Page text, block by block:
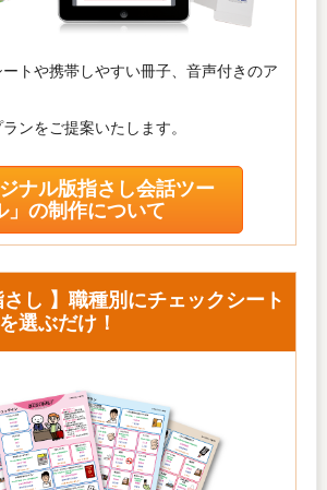
トや携帯しやすい冊子、音声付きのア
ンをご提案いたします。
ジナル版指さし会話ツー
」の制作について
さし 】職種別にチェックシート
選ぶだけ！